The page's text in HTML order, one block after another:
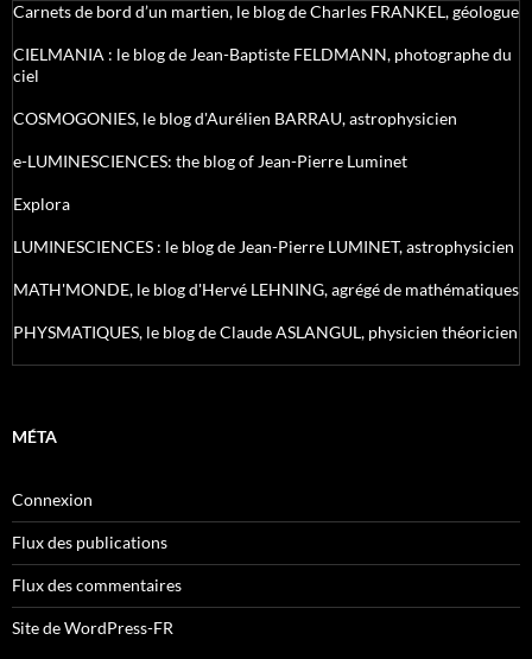
Carnets de bord d’un martien, le blog de Charles FRANKEL, géologue
CIELMANIA : le blog de Jean-Baptiste FELDMANN, photographe du
ciel
COSMOGONIES, le blog d'Aurélien BARRAU, astrophysicien
e-LUMINESCIENCES: the blog of Jean-Pierre Luminet
Explora
LUMINESCIENCES : le blog de Jean-Pierre LUMINET, astrophysicien
MATH'MONDE, le blog d'Hervé LEHNING, agrégé de mathématiques
PHYSMATIQUES, le blog de Claude ASLANGUL, physicien théoricien
MÉTA
Connexion
Flux des publications
Flux des commentaires
Site de WordPress-FR